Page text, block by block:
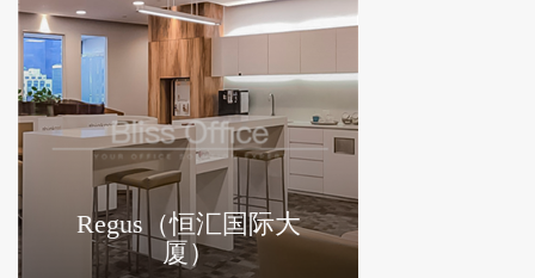
Regus（恒汇国际大
厦）